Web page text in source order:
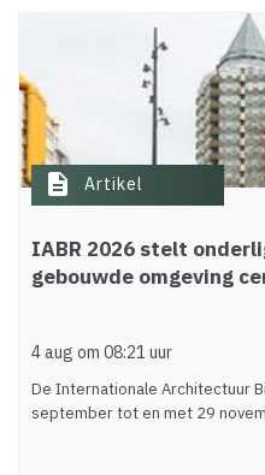
description Artikel
IABR 2026 stelt
gebouwde omgeving
4 aug om 08:21 uur
De Internationale Architectuur
september tot en met 29